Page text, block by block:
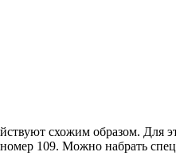
схожим образом. Для
109. Можно набрать